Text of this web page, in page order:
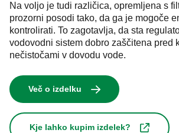
Na voljo je tudi različica, opremljena s
prozorni posodi tako, da ga je mogoče
kontrolirati. To zagotavlja, da sta
vodovodni sistem dobro zaščitena pred
nečistočami v dovodu vode.
Več o izdelku
Kje lahko kupim izdelek?